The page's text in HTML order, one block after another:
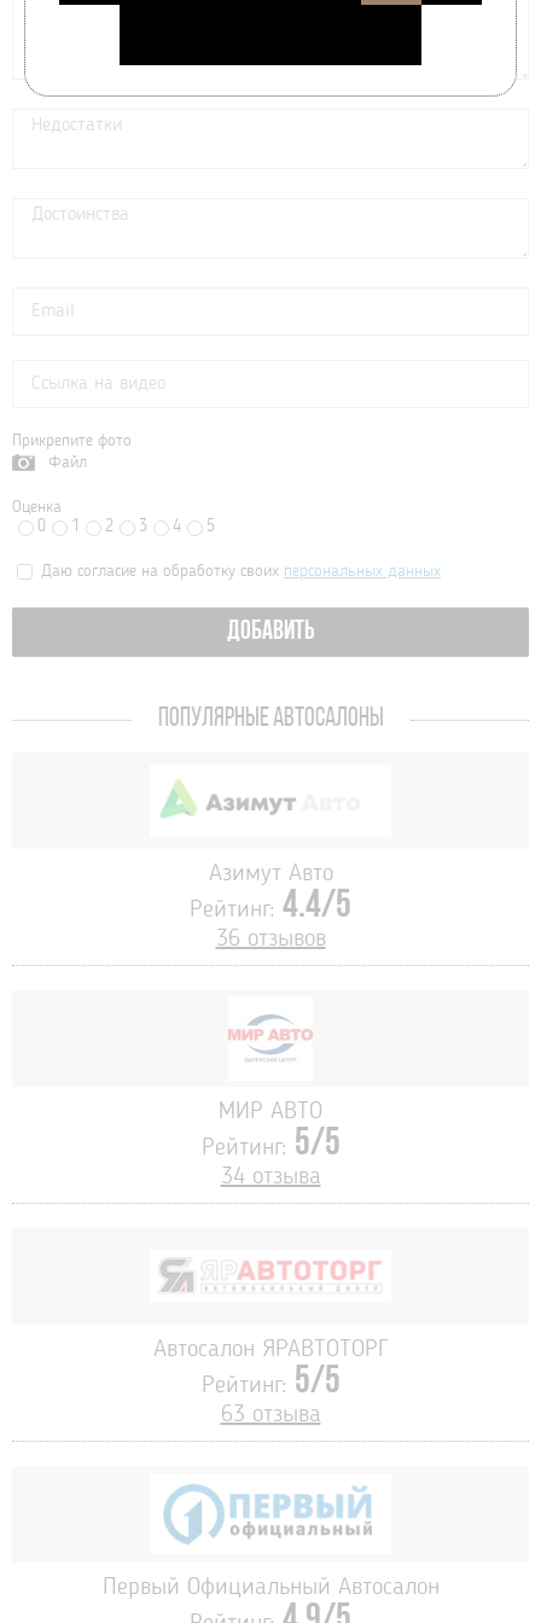
Прикрепите фото
Файл
Оценка
0
1 2 3 4 5
Даю согласие на обработку своих персональных данных
ДОБАВИТЬ
ПОПУЛЯРНЫЕ АВТОСАЛОНЫ
Азимут Авто
Рейтинг: 4.4/5
36 отзывов
МИР АВТО
Рейтинг: 5/5
34 отзыва
Автосалон ЯРАВТОТОРГ
Рейтинг: 5/5
63 отзыва
Первый Официальный Автосалон